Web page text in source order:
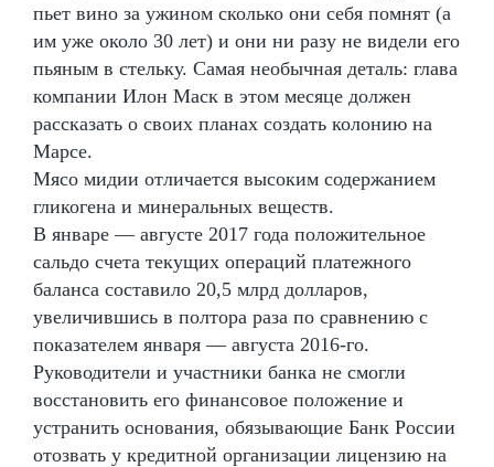
пьет вино за ужином сколько они себя помнят (а
им уже около 30 лет) и они ни разу не видели его
пьяным в стельку. Самая необычная деталь: глава
компании Илон Маск в этом месяце должен
рассказать о своих планах создать колонию на
Марсе.
Мясо мидии отличается высоким содержанием
гликогена и минеральных веществ.
В январе — августе 2017 года положительное
сальдо счета текущих операций платежного
баланса составило 20,5 млрд долларов,
увеличившись в полтора раза по сравнению с
показателем января — августа 2016-го.
Руководители и участники банка не смогли
восстановить его финансовое положение и
устранить основания, обязывающие Банк России
отозвать у кредитной организации лицензию на